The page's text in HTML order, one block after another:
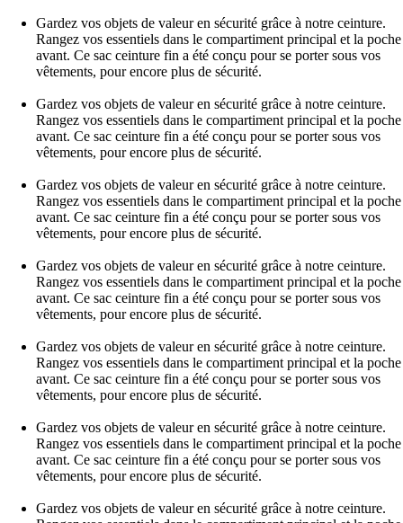
Gardez vos objets de valeur en sécurité grâce à notre ceinture.
Rangez vos essentiels dans le compartiment principal et la poche
avant. Ce sac ceinture fin a été conçu pour se porter sous vos
vêtements, pour encore plus de sécurité.
Gardez vos objets de valeur en sécurité grâce à notre ceinture.
Rangez vos essentiels dans le compartiment principal et la poche
avant. Ce sac ceinture fin a été conçu pour se porter sous vos
vêtements, pour encore plus de sécurité.
Gardez vos objets de valeur en sécurité grâce à notre ceinture.
Rangez vos essentiels dans le compartiment principal et la poche
avant. Ce sac ceinture fin a été conçu pour se porter sous vos
vêtements, pour encore plus de sécurité.
Gardez vos objets de valeur en sécurité grâce à notre ceinture.
Rangez vos essentiels dans le compartiment principal et la poche
avant. Ce sac ceinture fin a été conçu pour se porter sous vos
vêtements, pour encore plus de sécurité.
Gardez vos objets de valeur en sécurité grâce à notre ceinture.
Rangez vos essentiels dans le compartiment principal et la poche
avant. Ce sac ceinture fin a été conçu pour se porter sous vos
vêtements, pour encore plus de sécurité.
Gardez vos objets de valeur en sécurité grâce à notre ceinture.
Rangez vos essentiels dans le compartiment principal et la poche
avant. Ce sac ceinture fin a été conçu pour se porter sous vos
vêtements, pour encore plus de sécurité.
Gardez vos objets de valeur en sécurité grâce à notre ceinture.